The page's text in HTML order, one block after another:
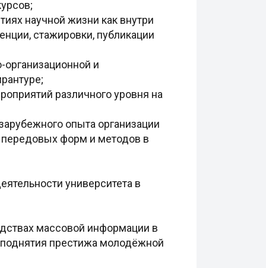
научной жизни как внутри
стажировки, публикации
и
различного уровня на
опыта организации
форм и методов в
университета в
массовой информации в
престижа молодёжной